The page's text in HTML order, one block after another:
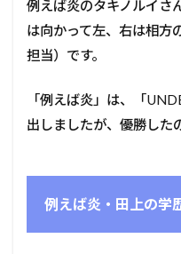
例えば炎のタキノルイさ
は向かって左、右は相方
担当）です。
「例えば炎」は、「
出しましたが、優勝した
例えば炎・田上の学